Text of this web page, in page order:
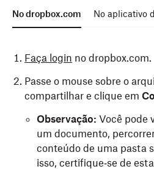
No dropbox.com No aplicativo
Faça login no dropbox.com.
Passe o mouse sobre o
compartilhar e clique em
Observação: Você pode
um documento,
conteúdo de uma pasta
isso, certifique‑se de